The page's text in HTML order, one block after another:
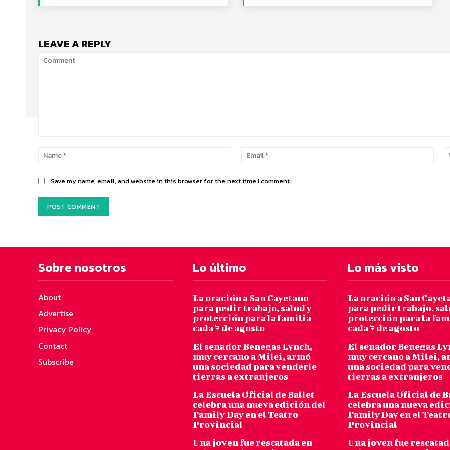
LEAVE A REPLY
Name:*
Save my name, email, and website in this browser for the next time I comment.
Sobre nosotros
About
Advertise
Privacy Policy
Contact
Subscribe
Lo último
La oración a San Cayetano
para pedir trabajo, salud y
protección para la familia
cada 7 de agosto
El senador Benegas Lynch,
muy cercano a Milei, armó
una sociedad para venderle
tierras a extranjeros
La Escuela Oficial de Ballet
celebra una nueva edición del
Family Day en el Teatro
Provincial
Una joven fue rescatada en
Lo más visto
La oración a San
para pedir trabajo,
protección para la
cada 7 de agosto
El senador Benegas
muy cercano a Milei,
una sociedad para
tierras a extranjeros
La Escuela Oficial de
celebra una nueva
Family Day en el
Provincial
Una joven fue